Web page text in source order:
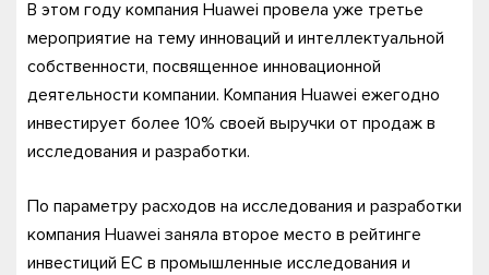
В этом году компания Huawei провела уже третье
мероприятие на тему инноваций и интеллектуальной
собственности, посвященное инновационной
деятельности компании. Компания Huawei ежегодно
инвестирует более 10% своей выручки от продаж в
исследования и разработки.
По параметру расходов на исследования и разработки
компания Huawei заняла второе место в рейтинге
инвестиций ЕС в промышленные исследования и